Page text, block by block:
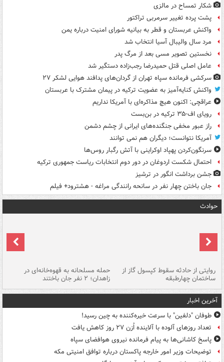
شکار تمساح در مالزی
پشت پرده تغییر سرمربی تراکتور
واکنش عربستان و قطر به بیانیه شورای امنیت درباره یمن
مرد سال والیبال آسیا انتخاب شد
نخستین تصویر مسی بعد از مرگ پدر
عامل اصلی قتل حمیدرضا رجب‌زاده دستگیر شد
سرکشی فرمانده سپاه تهران از گردان‌های پدافند هوایی لشکر ۲۷
واکنش کنایه‌آمیز به عضویت ترکیه در پیمان مشترک با عربستان
عراقچی: اکنون هیچ مذاکره‌ای با آمریکا نداریم
رویای اف-۳۵ ترکیه در بن‌بست
راز عبور مخفی جنگنده‌های ایرانی از چشم دشمن
آمریکا نتوانست؛ دیگران هم نمی توانند
سرنگون‌کردن پهپاد اوکراینی با آتش رگبار روس‌ها
احتمال شکست اردوغان در دور دوم انتخابات ریاست جمهوری ترکیه
جشن برداشت انگور در ترشیز
جان باختن چهار نفر در سانحه رانندگی مراغه - هشترود+ فیلم
حوادث
روایتی از حادثه سقوط کپسول گاز از
ساختمان چهارطبقه
حمله مسلحانه به قهوه‌خانه‌ای در
زاهدان؛ ۲ نفر جان باختند
آخرین اخبار
طوفان "دلفین" با سرعت خیره‌کننده به چین رسید!
تعداد روزهای آلوده با آلاینده اُزن ۲۷ روز کاهش یافت
پاسخ کاشانی‌ها به پیام فرمانده نیروی هوافضای سپاه
توضیحات وزیر امور خارجه پاکستان درباره توافق امنیتی مکه